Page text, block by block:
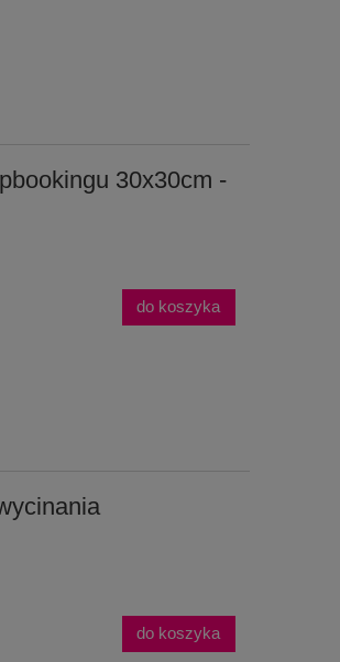
30x30cm -
do koszyka
do koszyka